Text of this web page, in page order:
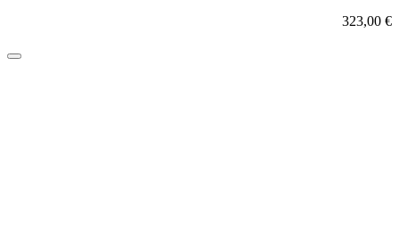
323,00 €